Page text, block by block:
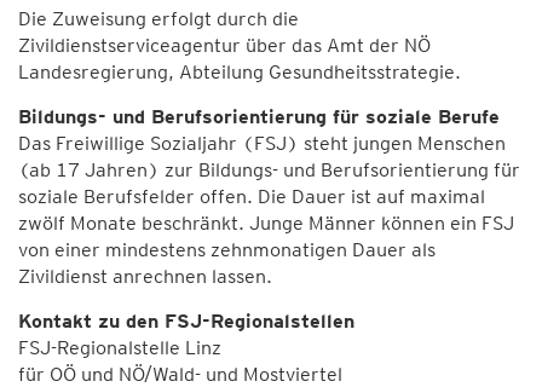
Die Zuweisung erfolgt durch die
Zivildienstserviceagentur über das Amt der NÖ
Landesregierung, Abteilung Gesundheitsstrategie.
Bildungs- und Berufsorientierung für soziale Berufe
Das Freiwillige Sozialjahr (FSJ) steht jungen Menschen
(ab 17 Jahren) zur Bildungs- und Berufsorientierung für
soziale Berufsfelder offen. Die Dauer ist auf maximal
zwölf Monate beschränkt. Junge Männer können ein FSJ
von einer mindestens zehnmonatigen Dauer als
Zivildienst anrechnen lassen.
Kontakt zu den FSJ-Regionalstellen
FSJ-Regionalstelle Linz
für OÖ und NÖ/Wald- und Mostviertel